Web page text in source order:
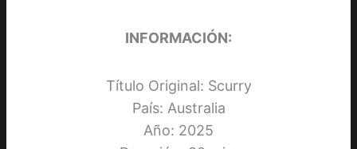
INFORMACIÓN:
Título Original: Scurry
País: Australia
Año: 2025